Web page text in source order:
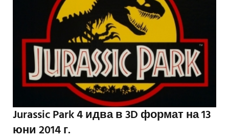
Jurassic Park 4 идва в 3D формат на 13
юни 2014 г.